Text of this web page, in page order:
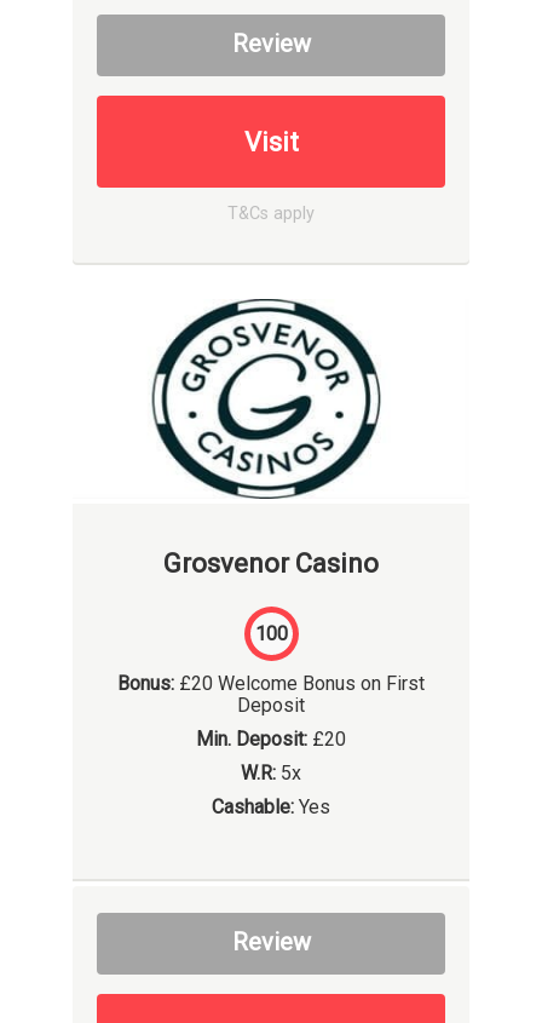
Review
Visit
T&Cs apply
Grosvenor Casino
100
Bonus: £20 Welcome Bonus on First
Deposit
Min. Deposit: £20
W.R: 5x
Cashable: Yes
Review